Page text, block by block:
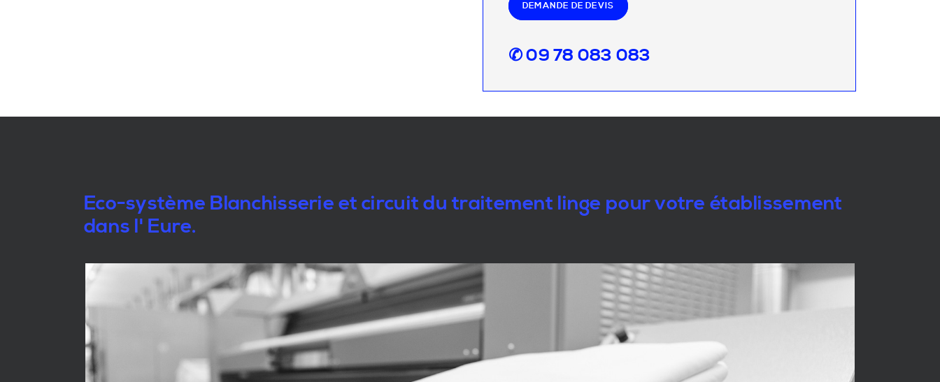
DEMANDE DE DEVIS
✆ 09 78 083 083
Eco-système Blanchisserie et circuit du traitement linge pour votre établissement
dans l' Eure.